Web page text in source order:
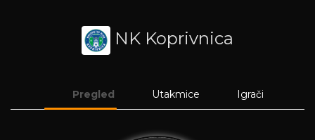
NK Koprivnica
Pregled Utakmice Igrači